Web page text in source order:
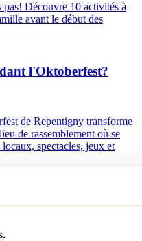
pas! Découvre 10 activités à
avant le début des
l'Oktoberfest?
de Repentigny transforme
de rassemblement où se
spectacles, jeux et